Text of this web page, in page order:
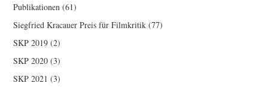
Publikationen (61)
Siegfried Kracauer Preis für Filmkritik (77)
SKP 2019 (2)
SKP 2020 (3)
SKP 2021 (3)